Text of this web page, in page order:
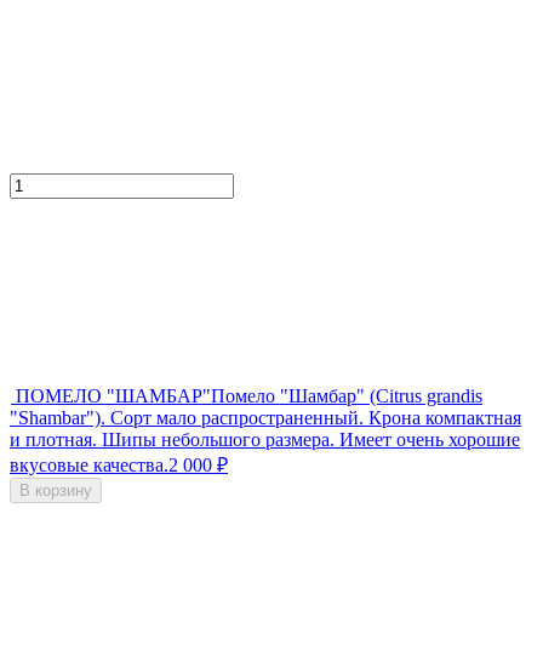
ПОМЕЛО "ШАМБАР"Помело "Шамбар" (Citrus grandis
"Shambar"). Сорт мало распространенный. Крона компактная
и плотная. Шипы небольшого размера. Имеет очень хорошие
вкусовые качества.2 000 ₽
В корзину